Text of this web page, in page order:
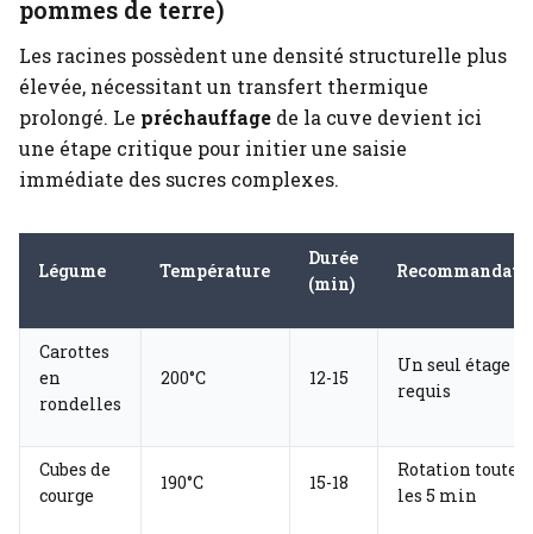
pommes de terre)
Les racines possèdent une densité structurelle plus
élevée, nécessitant un transfert thermique
prolongé. Le préchauffage de la cuve devient ici
une étape critique pour initier une saisie
immédiate des sucres complexes.
Légume Température
Durée
(min)
Carottes
en
rondelles
200°C 12-15
Un seul étage
requis
Cubes de
courge
190°C 15-18
Rotation toutes
les 5 min